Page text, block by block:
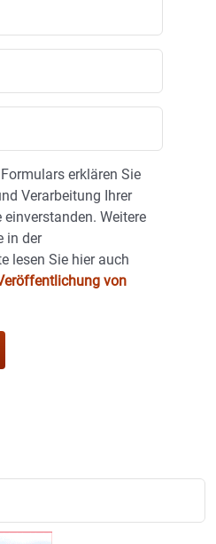
erklären Sie
Verarbeitung Ihrer
Weitere
in der
lesen Sie hier auch
von